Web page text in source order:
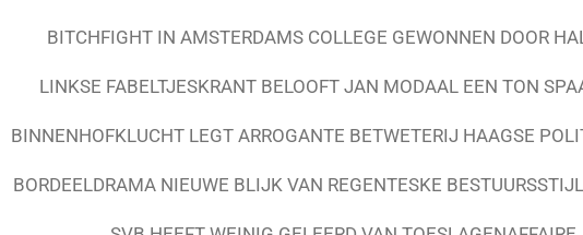
BITCHFIGHT IN AMSTERDAMS COLLEGE GEWONNEN DOOR
LINKSE FABELTJESKRANT BELOOFT JAN MODAAL EEN TON
BINNENHOFKLUCHT LEGT ARROGANTE BETWETERIJ HAAGSE
BORDEELDRAMA NIEUWE BLIJK VAN REGENTESKE